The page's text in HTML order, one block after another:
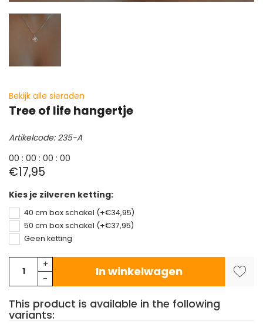
Bekijk alle sieraden
Tree of life hangertje
Artikelcode: 235-A
00 : 00 : 00 : 00
€17,95
Kies je zilveren ketting:
40 cm box schakel (+€34,95)
50 cm box schakel (+€37,95)
Geen ketting
+
-
In winkelwagen
This product is available in the following
variants: